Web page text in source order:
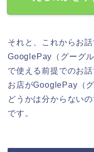
それと、これからお
GooglePay（グーグ
で使える前提でのお
お店がGooglePay（
どうかは分からない
です。